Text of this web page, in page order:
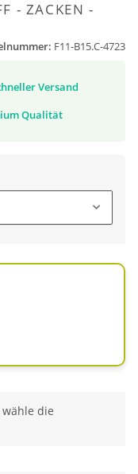
- ZACKEN -
F11-B15.C-4723
Versand
Qualität
die